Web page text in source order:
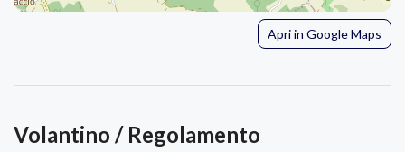
Apri in Google Maps
Volantino / Regolamento